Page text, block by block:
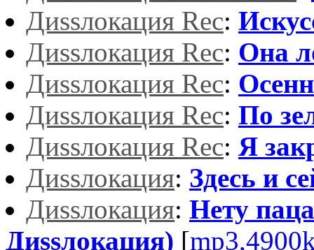
Диssлокация Rec:
Диssлокация Rec: Она
Диssлокация Rec:
Диssлокация Rec: По
Диssлокация Rec: Я
Диssлокация: Здесь и
Диssлокация: Нету
Диssлокация) [